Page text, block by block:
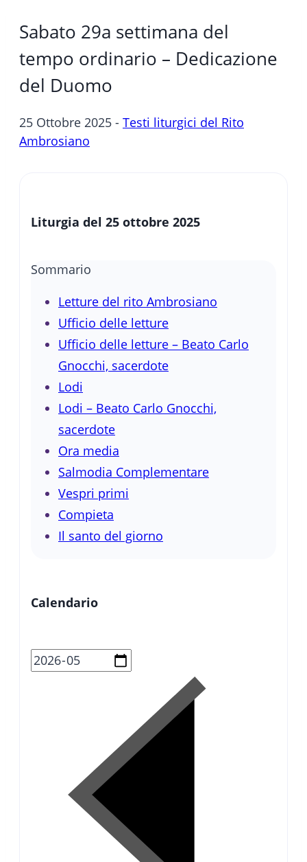
Sabato 29a settimana del
tempo ordinario – Dedicazione
del Duomo
25 Ottobre 2025 - Testi liturgici del Rito
Ambrosiano
Liturgia del 25 ottobre 2025
Sommario
Letture del rito Ambrosiano
Ufficio delle letture
Ufficio delle letture – Beato Carlo
Gnocchi, sacerdote
Lodi
Lodi – Beato Carlo Gnocchi,
sacerdote
Ora media
Salmodia Complementare
Vespri primi
Compieta
Il santo del giorno
Calendario